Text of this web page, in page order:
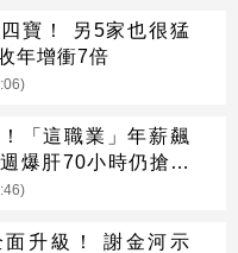
寶！ 另5家也很猛
年增衝7倍
「這職業」年薪飆
爆肝70小時仍搶破
面升級！ 謝金河示